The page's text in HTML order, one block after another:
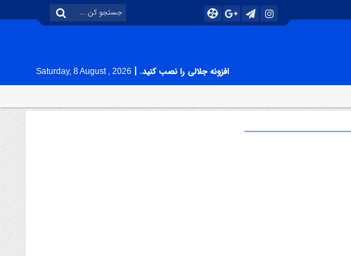
افزونه جلالی را نصب کنید. |
Saturday, 8 August , 2026